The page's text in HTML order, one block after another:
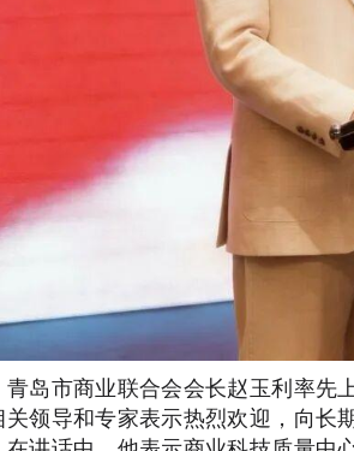
青岛市商业联合会会长赵玉利率先
关领导和专家表示热烈欢迎，向长